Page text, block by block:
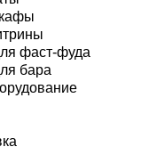
фаст-фуда
бара